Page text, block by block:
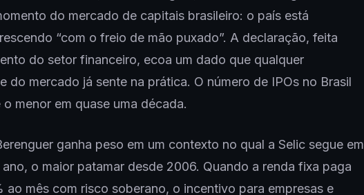
do mercado de capitais brasileiro: o país está
“com o freio de mão puxado”. A declaração, feita
do setor financeiro, ecoa um dado que qualquer
do mercado já sente na prática. O número de IPOs no Brasil
menor em quase uma década.
ganha peso em um contexto no qual a Selic segue em
ano, o maior patamar desde 2006. Quando a renda fixa paga
ao mês com risco soberano, o incentivo para empresas e